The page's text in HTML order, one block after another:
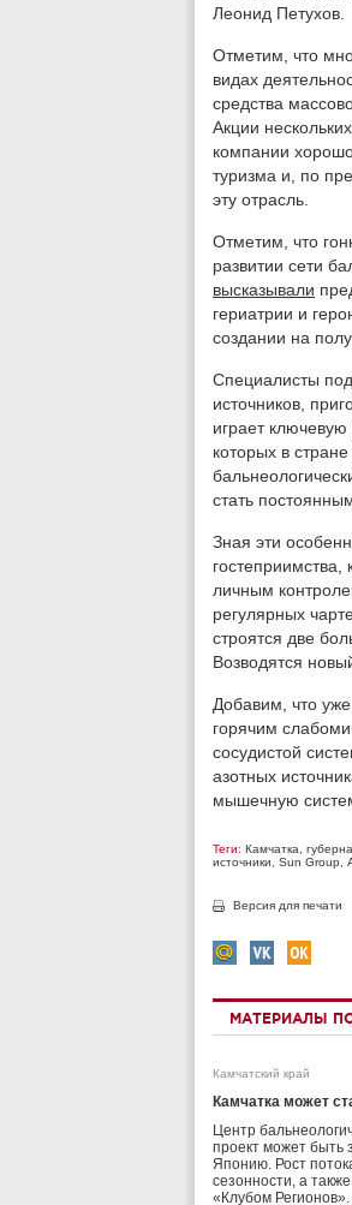
Леонид Петухов.
Отметим, что
видах
средства
Акции
компании
туризма и, по
эту отрасль.
Отметим, что
развитии сети
высказывали
гериатрии и
создании на
Специалисты
источников,
играет
которых в
стать
Зная эти
гостеприимства,
личным
регулярных
строятся две
Возводятся
Добавим, что
горячим
сосудистой
азотных
мышечную
Теги: Камчатка
источники
Sun Group
Версия для печати
МАТЕРИАЛЫ
Камчатский край
Камчатка может
Центр
проект может быть
Японию. Рост
сезонности, а
«Клубом